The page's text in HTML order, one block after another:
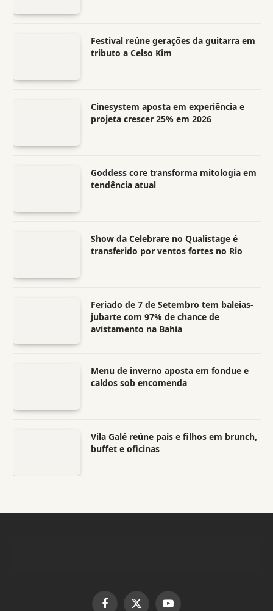
Festival reúne gerações da guitarra em
tributo a Celso Kim
Cinesystem aposta em experiência e
projeta crescer 25% em 2026
Goddess core transforma mitologia em
tendência atual
Show da Celebrare no Qualistage é
transferido por ventos fortes no Rio
Feriado de 7 de Setembro tem baleias-
jubarte com 97% de chance de
avistamento na Bahia
Menu de inverno aposta em fondue e
caldos sob encomenda
Vila Galé reúne pais e filhos em brunch,
buffet e oficinas
FacebookX YouTube